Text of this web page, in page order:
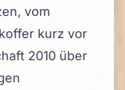
vom
kurz vor
2010 über